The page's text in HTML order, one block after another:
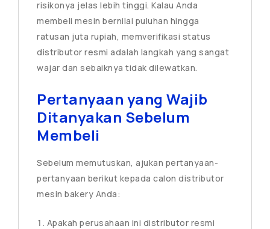
risikonya jelas lebih tinggi. Kalau Anda
membeli mesin bernilai puluhan hingga
ratusan juta rupiah, memverifikasi status
distributor resmi adalah langkah yang sangat
wajar dan sebaiknya tidak dilewatkan.
Pertanyaan yang Wajib
Ditanyakan Sebelum
Membeli
Sebelum memutuskan, ajukan pertanyaan-
pertanyaan berikut kepada calon distributor
mesin bakery Anda:
Apakah perusahaan ini distributor resmi